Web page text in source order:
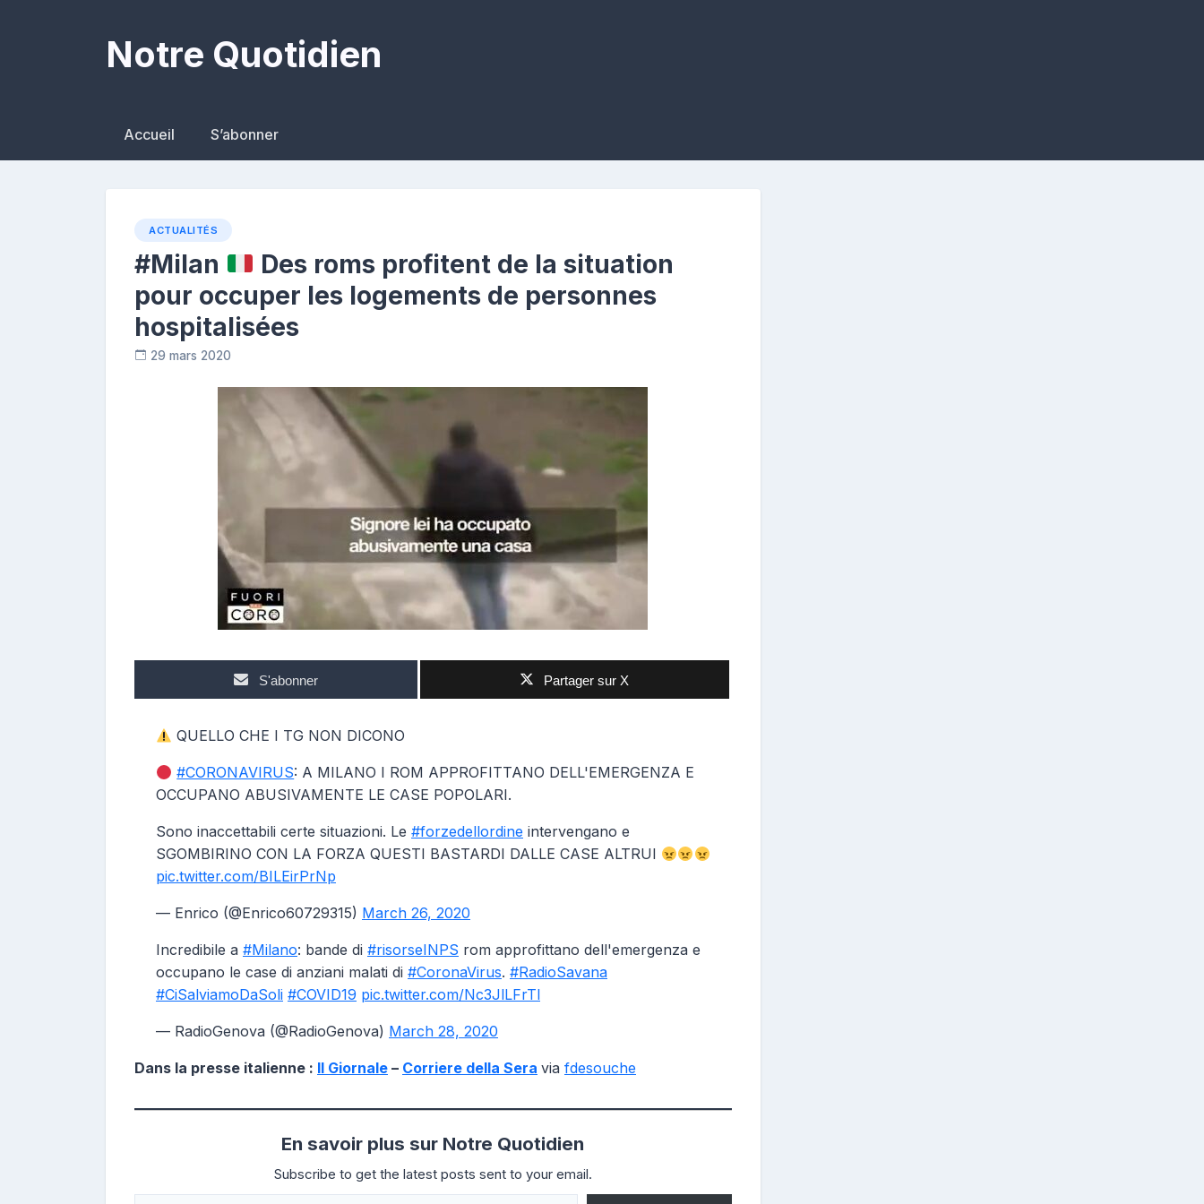
Notre Quotidien
Accueil S’abonner
ACTUALITÉS
#Milan
Des roms profitent de la situation
pour occuper les logements de personnes
hospitalisées
29 mars 2020
S'abonner Partager sur X
QUELLO CHE I TG NON DICONO
#CORONAVIRUS: A MILANO I ROM APPROFITTANO DELL'EMERGENZA E
OCCUPANO ABUSIVAMENTE LE CASE POPOLARI.
Sono inaccettabili certe situazioni. Le #forzedellordine intervengano e
SGOMBIRINO CON LA FORZA QUESTI BASTARDI DALLE CASE ALTRUI
pic.twitter.com/BILEirPrNp
— Enrico (@Enrico60729315) March 26, 2020
Incredibile a #Milano: bande di #risorseINPS rom approfittano dell'emergenza e
occupano le case di anziani malati di #CoronaVirus. #RadioSavana
#CiSalviamoDaSoli #COVID19 pic.twitter.com/Nc3JlLFrTl
— RadioGenova (@RadioGenova) March 28, 2020
Dans la presse italienne : Il Giornale – Corriere della Sera via fdesouche
En savoir plus sur Notre Quotidien
Subscribe to get the latest posts sent to your email.
Saisissez votre adresse e-mail…